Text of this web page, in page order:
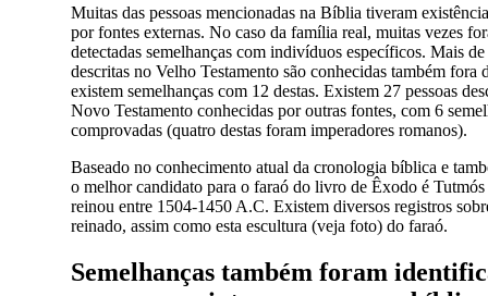
Muitas das pessoas mencionadas na Bíblia tiveram
por fontes externas. No caso da família real, muitas vezes
detectadas semelhanças com indivíduos específicos. Mais de
descritas no Velho Testamento são conhecidas também fora
existem semelhanças com 12 destas. Existem 27 pessoas
Novo Testamento conhecidas por outras fontes, com 6
comprovadas (quatro destas foram imperadores romanos).
Baseado no conhecimento atual da cronologia bíblica e
o melhor candidato para o faraó do livro de Êxodo é
reinou entre 1504-1450 A.C. Existem diversos registros
reinado, assim como esta escultura (veja foto) do faraó.
Semelhanças também foram